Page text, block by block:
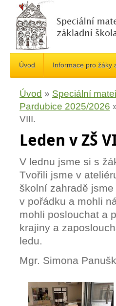
Úvod Informace pro žáky
Úvod » Speciální
Pardubice 2025/2026
VIII.
Leden v ZŠ
V lednu jsme si s
Tvořili jsme v
školní zahradě
v pořádku a mohli
mohli poslouchat a
krajiny a
ledu.
Mgr. Simona